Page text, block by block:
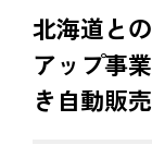
北海道と
アップ事
き自動販